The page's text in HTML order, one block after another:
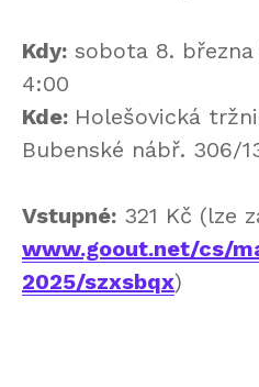
Kdy: sobota 8.
4:00
Kde: Holešovická
Bubenské nábř. 306/
Vstupné: 321 Kč (lze
www.goout.net/cs/
2025/szxsbqx)